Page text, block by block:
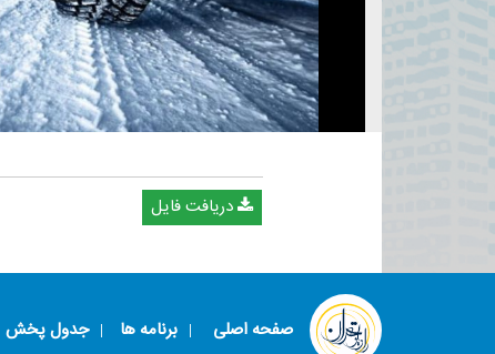
دریافت فایل
صفحه اصلی برنامه ها جدول پخش